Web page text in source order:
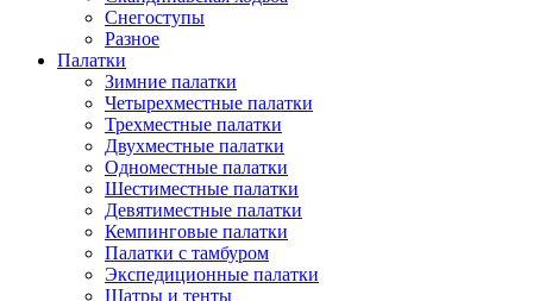
Снегоступы
Разное
Палатки
Зимние палатки
Четырехместные палатки
Трехместные палатки
Двухместные палатки
Одноместные палатки
Шестиместные палатки
Девятиместные палатки
Кемпинговые палатки
Палатки с тамбуром
Экспедиционные палатки
Шатры и тенты